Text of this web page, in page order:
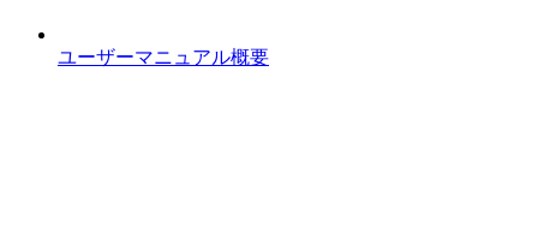
ユーザーマニュアル概要